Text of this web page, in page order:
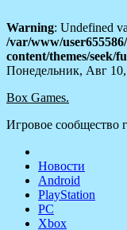
Warning: Undefined
/var/www/
content/themes/seek/
Skip
content
Понедельник, Авг
Box Games.
Игровое сообщество
Новости
Android
PlayStation
PC
Xbox